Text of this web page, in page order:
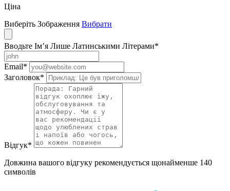
Ціна
Виберіть Зображення Вибрати
Вводьте Ім’я Лише Латинськими Літерами*
Email*
Заголовок*
Відгук*
Довжина вашого відгуку рекомендується щонайменше 140
символів